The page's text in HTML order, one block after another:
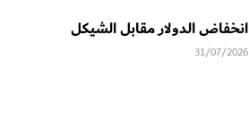
انخفاض الدولار مقابل الشيكل
31/07/2026